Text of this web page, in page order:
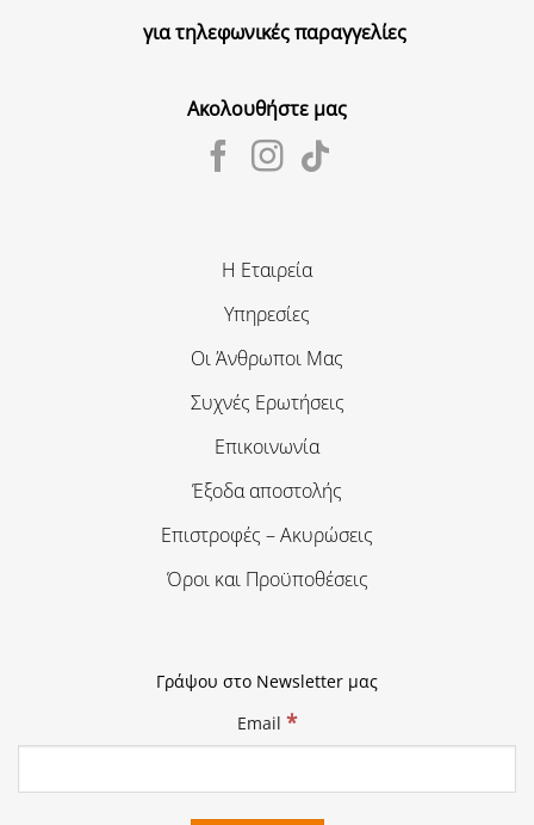
για τηλεφωνικές παραγγελίες
Ακολουθήστε μας
Η Εταιρεία
Υπηρεσίες
Οι Άνθρωποι Μας
Συχνές Ερωτήσεις
Επικοινωνία
Έξοδα αποστολής
Επιστροφές – Ακυρώσεις
Όροι και Προϋποθέσεις
Γράψου στο Newsletter μας
Email *